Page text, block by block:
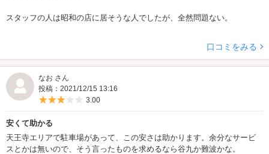
スタッフの人は昭和の店に居そうな人でしたが、全然問題ない。
口コミをみる
なお さん
投稿：2021/12/15 13:16
5つ星のうち3
3.00
安くて助かる
天王寺エリアで駐車場があって、この安さは助かります。余分なサービ
スとかは無いので、そう言ったものを求めるなら谷九か難波かな。